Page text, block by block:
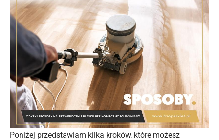
Poniżej przedstawiam kilka kroków, które możesz